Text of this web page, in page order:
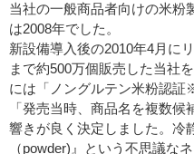
当社の一般商品者向けの米粉
は2008年でした。
新設備導入後の2010年4月に
まで約500万個販売した当社
には「ノングルテン米粉認証
「発売当時、商品名を複数
響きが良く決定しました。冷
（powder)』という不思議な